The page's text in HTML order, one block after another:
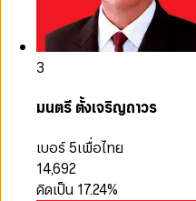
3
มนตรี ตั้งเจริญถาวร
เบอร์ 5เพื่อไทย
14,692
คิดเป็น 17.24%